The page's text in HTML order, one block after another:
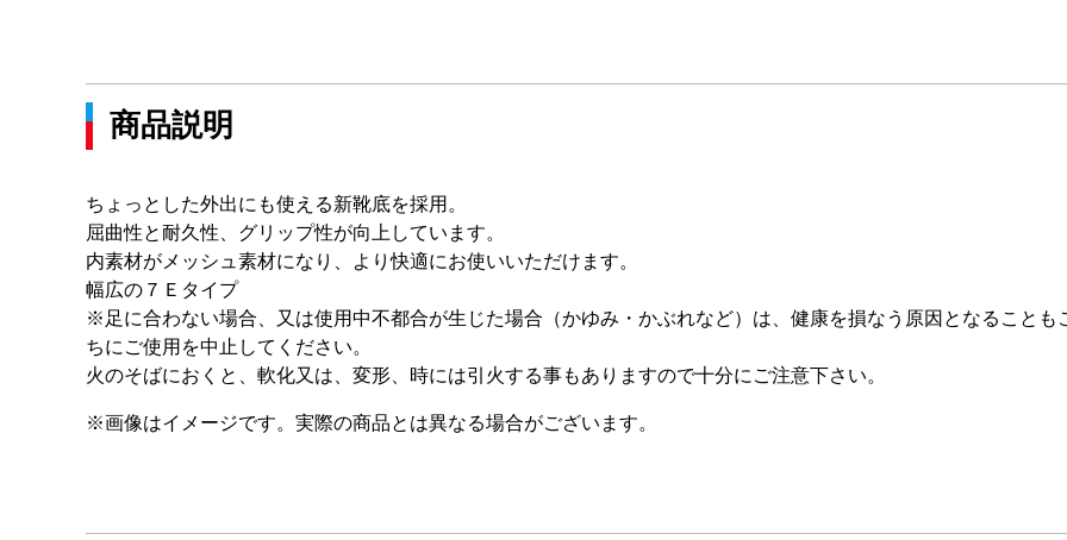
商品説明
ちょっとした外出にも使える新靴底を採用。
屈曲性と耐久性、グリップ性が向上しています。
内素材がメッシュ素材になり、より快適にお使いいただけます。
幅広の７Ｅタイプ
※足に合わない場合、又は使用中不都合が生じた場合（かゆみ・かぶれなど）は、健康を損なう原因となることも
ちにご使用を中止してください。
火のそばにおくと、軟化又は、変形、時には引火する事もありますので十分にご注意下さい。
※画像はイメージです。実際の商品とは異なる場合がございます。